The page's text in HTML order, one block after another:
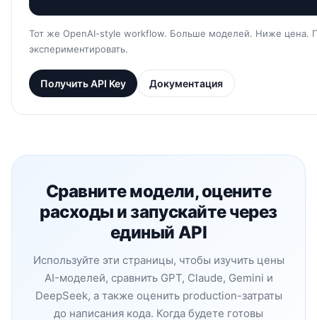
Тот же OpenAI-style workflow. Больше моделей. Ниже цена.
экспериментировать.
Получить API Key Документация
Сравните модели, оцените
расходы и запускайте через
единый API
Используйте эти страницы, чтобы изучить цены
AI-моделей, сравнить GPT, Claude, Gemini и
DeepSeek, а также оценить production-затраты
до написания кода. Когда будете готовы